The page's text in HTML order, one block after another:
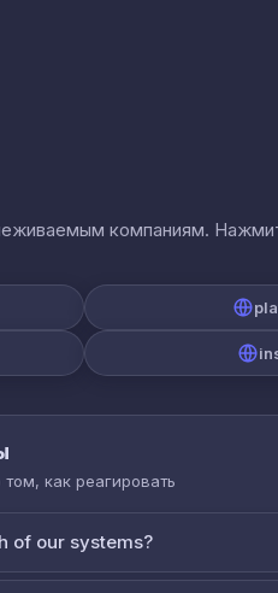
компаниям.
как реагировать
of our systems?